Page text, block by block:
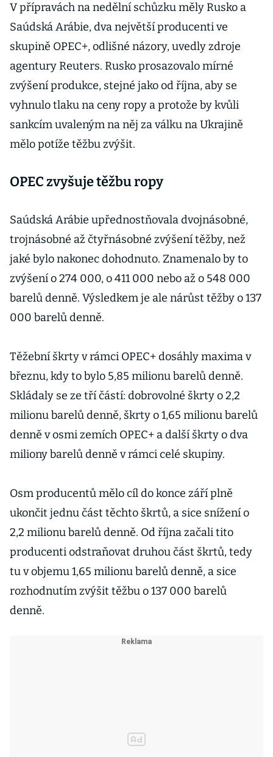
V přípravách na nedělní schůzku měly Rusko a
Saúdská Arábie, dva největší producenti ve
skupině OPEC+, odlišné názory, uvedly zdroje
agentury Reuters. Rusko prosazovalo mírné
zvýšení produkce, stejné jako od října, aby se
vyhnulo tlaku na ceny ropy a protože by kvůli
sankcím uvaleným na něj za válku na Ukrajině
mělo potíže těžbu zvýšit.
OPEC zvyšuje těžbu ropy
Saúdská Arábie upřednostňovala dvojnásobné,
trojnásobné až čtyřnásobné zvýšení těžby, než
jaké bylo nakonec dohodnuto. Znamenalo by to
zvýšení o 274 000, o 411 000 nebo až o 548 000
barelů denně. Výsledkem je ale nárůst těžby o 137
000 barelů denně.
Těžební škrty v rámci OPEC+ dosáhly maxima v
březnu, kdy to bylo 5,85 milionu barelů denně.
Skládaly se ze tří částí: dobrovolné škrty o 2,2
milionu barelů denně, škrty o 1,65 milionu barelů
denně v osmi zemích OPEC+ a další škrty o dva
miliony barelů denně v rámci celé skupiny.
Osm producentů mělo cíl do konce září plně
ukončit jednu část těchto škrtů, a sice snížení o
2,2 milionu barelů denně. Od října začali tito
producenti odstraňovat druhou část škrtů, tedy
tu v objemu 1,65 milionu barelů denně, a sice
rozhodnutím zvýšit těžbu o 137 000 barelů
denně.